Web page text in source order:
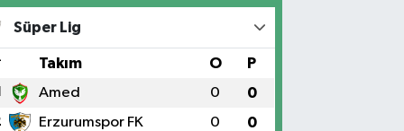
Süper Lig
Takım O P
Amed 0 0
Erzurumspor FK 0 0